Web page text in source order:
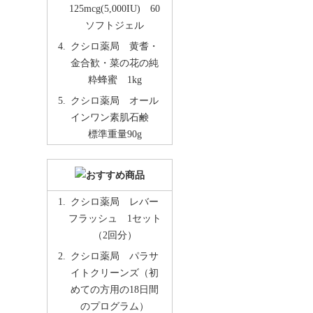
125mcg(5,000IU) 60
ソフトジェル
クシロ薬局 黄耆・
金合歓・菜の花の純
粋蜂蜜 1kg
クシロ薬局 オール
インワン素肌石鹸
標準重量90g
クシロ薬局 レバー
フラッシュ 1セット
（2回分）
クシロ薬局 パラサ
イトクリーンズ（初
めての方用の18日間
のプログラム）